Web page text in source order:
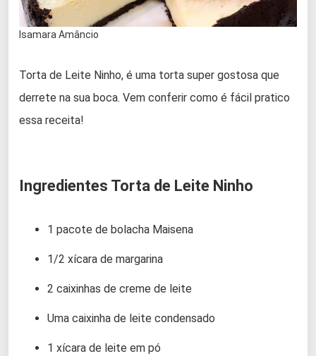
Isamara Amâncio
Torta de Leite Ninho, é uma torta super gostosa que
derrete na sua boca. Vem conferir como é fácil pratico
essa receita!
Ingredientes Torta de Leite Ninho
1 pacote de bolacha Maisena
1/2 xícara de margarina
2 caixinhas de creme de leite
Uma caixinha de leite condensado
1 xícara de leite em pó